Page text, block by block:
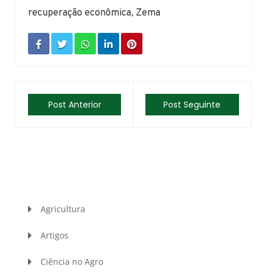
recuperação econômica, Zema
Post Anterior Post Seguinte
Agricultura
Artigos
Ciência no Agro